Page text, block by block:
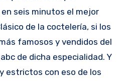
seis minutos el mejor
de la coctelería, si los
famosos y vendidos del
de dicha especialidad. Y
estrictos con eso de los